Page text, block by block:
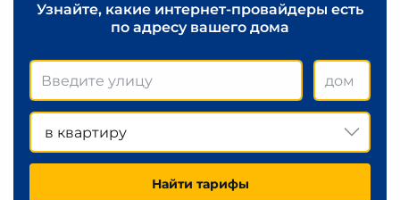
Узнайте, какие интернет-провайдеры есть
по адресу вашего дома
в квартиру
Найти тарифы